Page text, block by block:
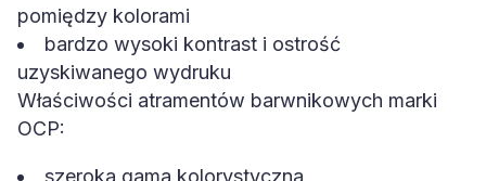
pomiędzy kolorami
bardzo wysoki kontrast i ostrość
uzyskiwanego wydruku
Właściwości atramentów barwnikowych marki
OCP:
szeroka gama kolorystyczna